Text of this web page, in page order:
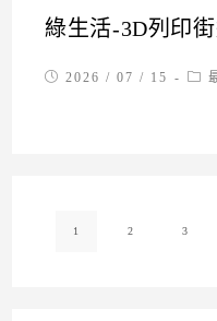
綠生活-3D列印
Post2026 / 07 / 15
1 2 3